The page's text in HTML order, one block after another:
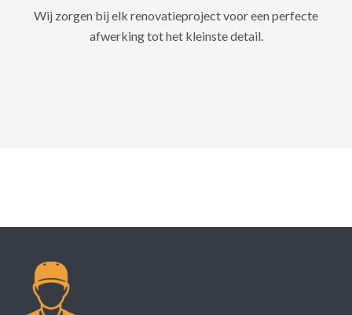
Wij zorgen bij elk renovatieproject voor een perfecte
afwerking tot het kleinste detail.